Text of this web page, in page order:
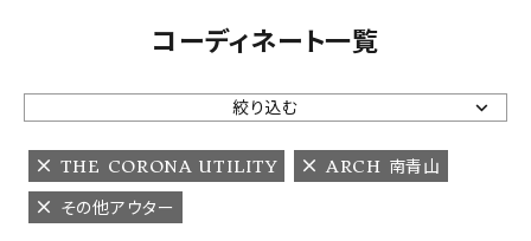
NEW ARRIVAL
ARCH EXCLUSIVE
BRAND
CATEGORY
コーディネート一覧
絞り込む
THE CORONA UTILITY
ARCH 南青山
その他アウター